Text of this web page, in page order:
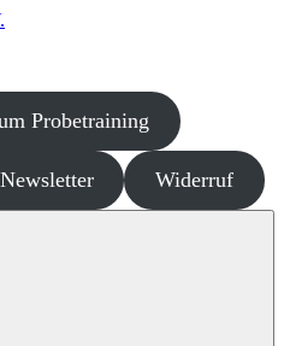
Probetraining
Newsletter Widerruf